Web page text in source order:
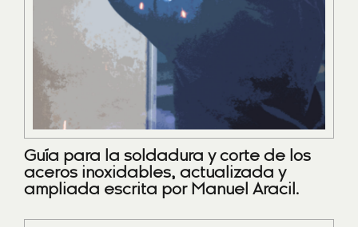
Guía para la soldadura y corte de los
aceros inoxidables, actualizada y
ampliada escrita por Manuel Aracil.